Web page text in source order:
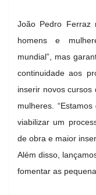
João Pedro Ferraz
homens e
mundial”, mas
continuidade aos
inserir novos cursos
mulheres.
viabilizar um
de obra e maior
Além disso,
fomentar as